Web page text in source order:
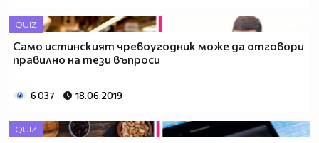
QUIZ
Само истинският чревоугодник може да отговори
правилно на тези въпроси
6 037 18.06.2019
QUIZ